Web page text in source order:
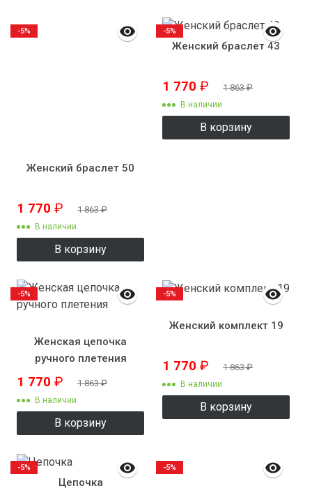
Женский браслет 50
1 770 ₽ 1 863₽
В наличии
В корзину
-5%
Женский браслет 43
1 770 ₽ 1 863₽
В наличии
В корзину
-5%
Женская цепочка
ручного плетения
1 770 ₽ 1 863₽
В наличии
В корзину
-5%
Женский комплект 19
1 770 ₽ 1 863₽
В наличии
В корзину
-5%
Цепочка
-5% -5%